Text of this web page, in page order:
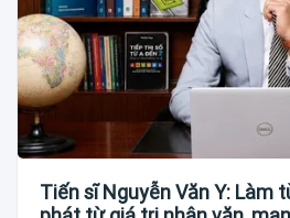
Tiến sĩ Nguyễn Văn Y: Làm